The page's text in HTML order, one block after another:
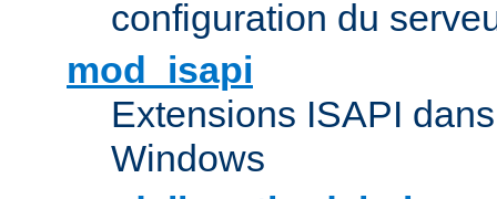
configuration du
mod_isapi
Extensions ISAPI
Windows